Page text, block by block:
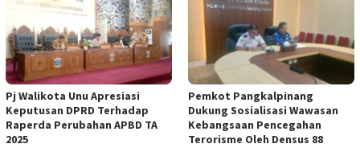
Pj Walikota Unu Apresiasi
Keputusan DPRD Terhadap
Raperda Perubahan APBD TA
2025
Pemkot Pangkalpinang
Dukung Sosialisasi Wawasan
Kebangsaan Pencegahan
Terorisme Oleh Densus 88